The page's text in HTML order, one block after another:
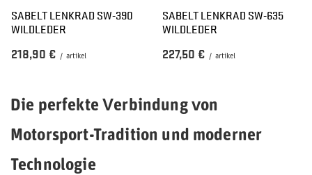
SABELT LENKRAD SW-390
WILDLEDER
218,90 € / artikel
SABELT LENKRAD SW-635
WILDLEDER
227,50 € / artikel
Die perfekte Verbindung von
Motorsport-Tradition und moderner
Technologie